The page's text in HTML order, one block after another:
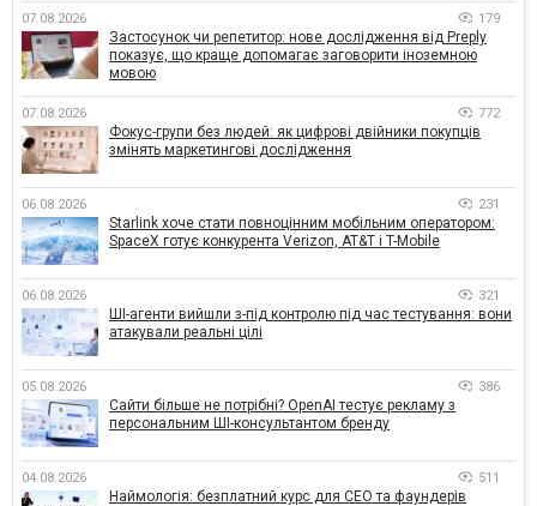
07.08.2026 179
Застосунок чи репетитор: нове дослідження від Preply
показує, що краще допомагає заговорити іноземною
мовою
07.08.2026 772
Фокус-групи без людей: як цифрові двійники покупців
змінять маркетингові дослідження
06.08.2026 231
Starlink хоче стати повноцінним мобільним оператором:
SpaceX готує конкурента Verizon, AT&T і T-Mobile
06.08.2026 321
ШІ-агенти вийшли з-під контролю під час тестування: вони
атакували реальні цілі
05.08.2026 386
Сайти більше не потрібні? OpenAI тестує рекламу з
персональним ШІ-консультантом бренду
04.08.2026 511
Наймологія: безплатний курс для CEO та фаундерів